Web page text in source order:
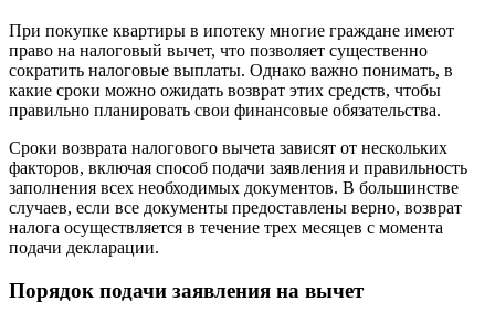
При покупке квартиры в ипотеку многие граждане имеют
право на налоговый вычет, что позволяет существенно
сократить налоговые выплаты. Однако важно понимать, в
какие сроки можно ожидать возврат этих средств, чтобы
правильно планировать свои финансовые обязательства.
Сроки возврата налогового вычета зависят от нескольких
факторов, включая способ подачи заявления и правильность
заполнения всех необходимых документов. В большинстве
случаев, если все документы предоставлены верно, возврат
налога осуществляется в течение трех месяцев с момента
подачи декларации.
Порядок подачи заявления на вычет